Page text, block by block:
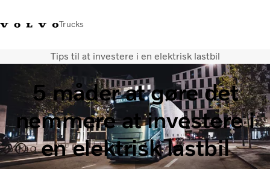
Trucks
+45 44 54 66 00Volvo Trucks Merchandise Log indDanmark
Transportløsninger
Lastbiler
Serviceydelser
Forhandlersøgning
Nyheder
Tips til at investere i en elektrisk lastbil
5 måder at gøre det
nemmere at investere i
en elektrisk lastbil